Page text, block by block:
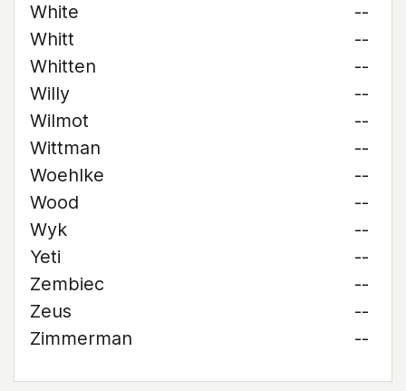
White
--
Whitt
--
Whitten
--
Willy
--
Wilmot
--
Wittman
--
Woehlke
--
Wood
--
Wyk
--
Yeti
--
Zembiec
--
Zeus
--
Zimmerman
--